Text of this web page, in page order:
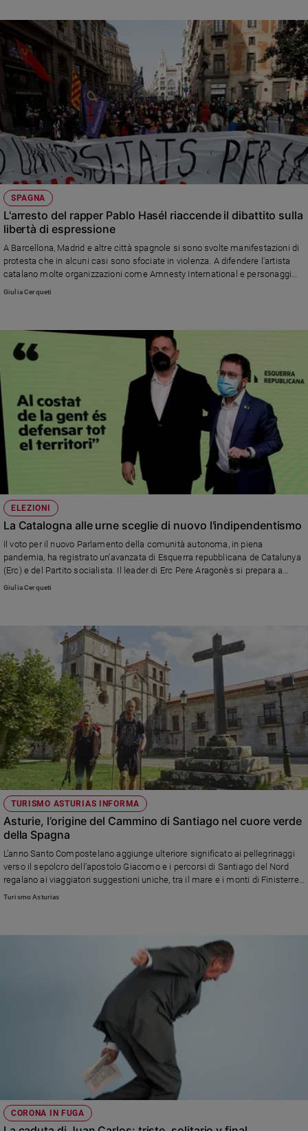
SPAGNA
L'arresto del rapper Pablo Hasél riaccende il dibattito sulla
libertà di espressione
A Barcellona, Madrid e altre città spagnole si sono svolte manifestazioni di
protesta che in alcuni casi sono sfociate in violenza. A difendere l'artista
catalano molte organizzazioni come Amnesty International e personaggi
del mondo dello spettacolo secondo i quali il cantante sarebbe stato
Giulia Cerqueti
ELEZIONI
La Catalogna alle urne sceglie di nuovo l'indipendentismo
Il voto per il nuovo Parlamento della comunità autonoma, in piena
pandemia, ha registrato un'avanzata di Esquerra repubblicana de Catalunya
(Erc) e del Partito socialista. Il leader di Erc Pere Aragonès si prepara a
formare un Governo con le forze secessioniste e portare avanti la battaglia
Giulia Cerqueti
TURISMO ASTURIAS INFORMA
Asturie, l’origine del Cammino di Santiago nel cuore verde
della Spagna
L’anno Santo Compostelano aggiunge ulteriore significato ai pellegrinaggi
verso il sepolcro dell’apostolo Giacomo e i percorsi di Santiago del Nord
regalano ai viaggiatori suggestioni uniche, tra il mare e i monti di Finisterre
Atlantico
Turismo Asturias
CORONA IN FUGA